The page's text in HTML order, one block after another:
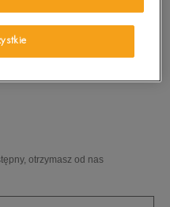
otrzymasz od nas